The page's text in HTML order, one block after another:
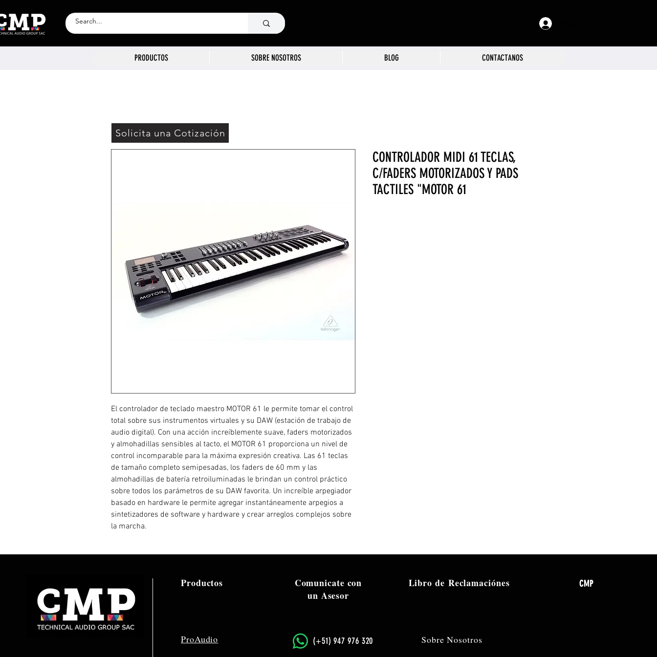
PRODUCTOS SOBRE NOSOTROS BLOG CONTACTANOS
El controlador de teclado maestro MOTOR 61 le permite tomar el control
total sobre sus instrumentos virtuales y su DAW (estación de trabajo de
audio digital). Con una acción increíblemente suave, faders motorizados
y almohadillas sensibles al tacto, el MOTOR 61 proporciona un nivel de
control incomparable para la máxima expresión creativa. Las 61 teclas
de tamaño completo semipesadas, los faders de 60 mm y las
almohadillas de batería retroiluminadas le brindan un control práctico
sobre todos los parámetros de su DAW favorita. Un increíble arpegiador
basado en hardware le permite agregar instantáneamente arpegios a
sintetizadores de software y hardware y crear arreglos complejos sobre
la marcha.
CONTROLADOR MIDI 61 TECLAS,
C/FADERS MOTORIZADOS Y PADS
TACTILES "MOTOR 61
Solicita una Cotización
Productos
ProAudio
Comunicate con
un Asesor
Libro de Reclamaciónes CMP
​(+51) 947 976 320 Sobre Nosotros